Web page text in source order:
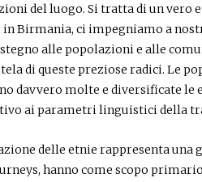
del luogo. Si tratta di un
Birmania, ci impegniamo a
alle popolazioni e alle
di queste preziose radici. Le
davvero molte e diversificate le
ai parametri linguistici della
delle etnie rappresenta una
hanno come scopo